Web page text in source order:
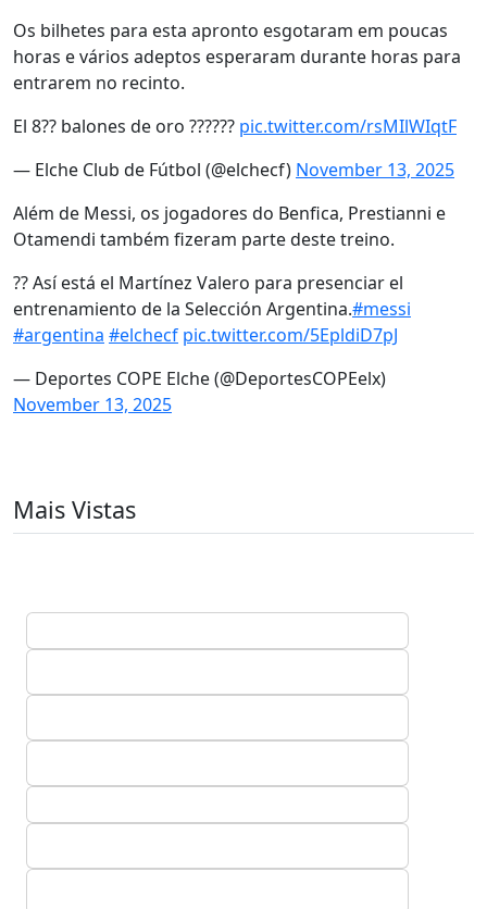
Os bilhetes para esta apronto esgotaram em poucas
horas e vários adeptos esperaram durante horas para
entrarem no recinto.
El 8?? balones de oro ??‍???? pic.twitter.com/rsMIlWIqtF
— Elche Club de Fútbol (@elchecf) November 13, 2025
Além de Messi, os jogadores do Benfica, Prestianni e
Otamendi também fizeram parte deste treino.
?? Así está el Martínez Valero para presenciar el
entrenamiento de la Selección Argentina.#messi
#argentina #elchecf pic.twitter.com/5EpldiD7pJ
— Deportes COPE Elche (@DeportesCOPEelx)
November 13, 2025
Mais Vistas